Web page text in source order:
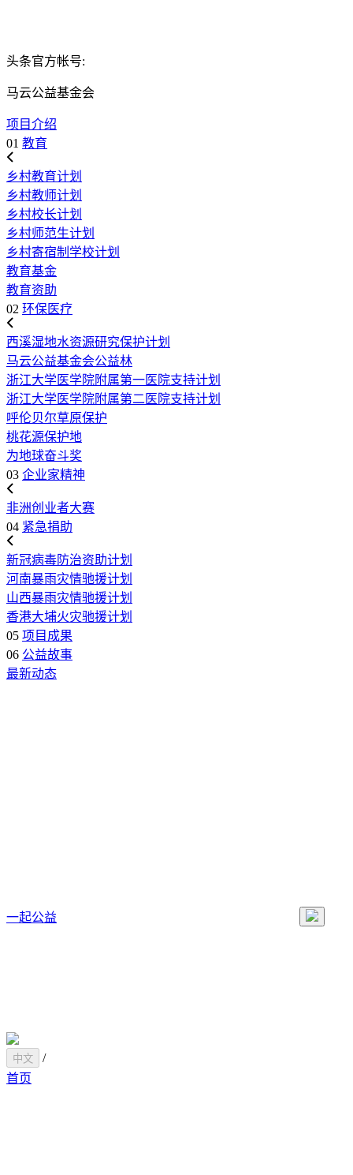
头条官方帐号:
马云公益基金会
项目介绍
01 教育
乡村教育计划
乡村教师计划
乡村校长计划
乡村师范生计划
乡村寄宿制学校计划
教育基金
教育资助
02 环保医疗
西溪湿地水资源研究保护计划
马云公益基金会公益林
浙江大学医学院附属第一医院支持计划
浙江大学医学院附属第二医院支持计划
呼伦贝尔草原保护
桃花源保护地
为地球奋斗奖
03 企业家精神
非洲创业者大赛
04 紧急捐助
新冠病毒防治资助计划
河南暴雨灾情驰援计划
山西暴雨灾情驰援计划
香港大埔火灾驰援计划
05 项目成果
06 公益故事
最新动态
一起公益
中文
/
首页